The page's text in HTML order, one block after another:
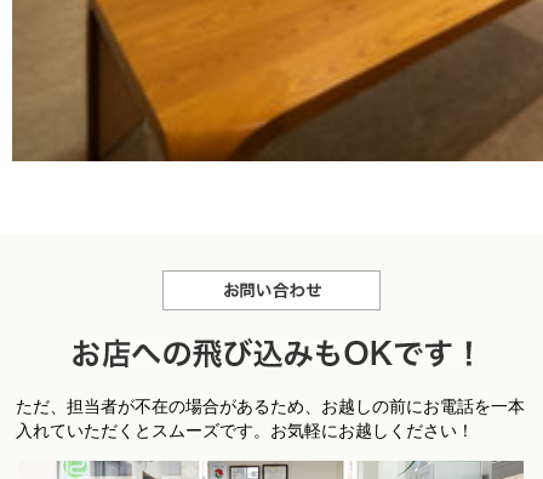
店への飛び込みもＯＫです！
ただ、担当者が不在の場合があるため、お越しの前にお電話を一本
入れていただくとスムーズです。お気軽にお越しください！